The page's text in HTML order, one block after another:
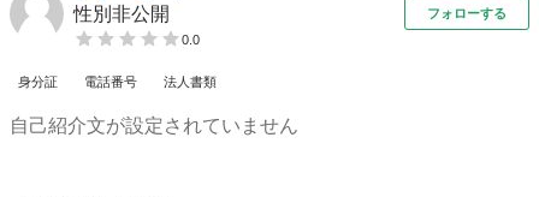
性別非公開
0.0
フォローする
身分証 電話番号 法人書類
自己紹介文が設定されていません